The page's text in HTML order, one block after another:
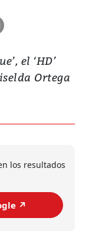
el ‘HD’
Ortega
los resultados
↗️